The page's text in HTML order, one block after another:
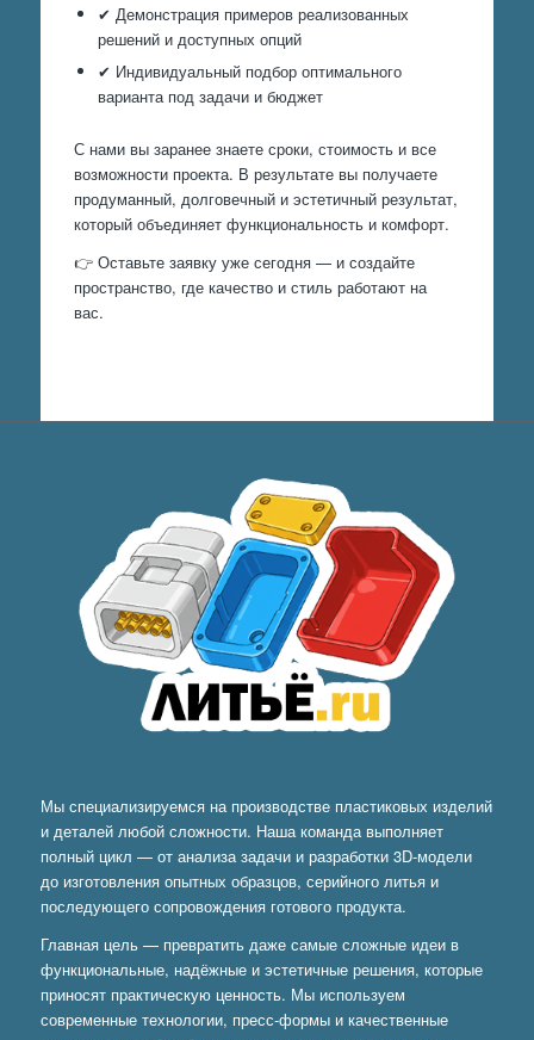
✔ Демонстрация примеров реализованных
решений и доступных опций
✔ Индивидуальный подбор оптимального
варианта под задачи и бюджет
С нами вы заранее знаете сроки, стоимость и все
возможности проекта. В результате вы получаете
продуманный, долговечный и эстетичный результат,
который объединяет функциональность и комфорт.
👉 Оставьте заявку уже сегодня — и создайте
пространство, где качество и стиль работают на
вас.
Мы специализируемся на производстве пластиковых изделий
и деталей любой сложности. Наша команда выполняет
полный цикл — от анализа задачи и разработки 3D-модели
до изготовления опытных образцов, серийного литья и
последующего сопровождения готового продукта.
Главная цель — превратить даже самые сложные идеи в
функциональные, надёжные и эстетичные решения, которые
приносят практическую ценность. Мы используем
современные технологии, пресс-формы и качественные